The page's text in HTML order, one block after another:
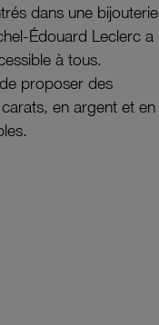
dans une bijouterie
Édouard Leclerc a
à tous.
proposer des
en argent et en